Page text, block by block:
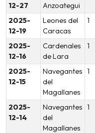
12-27
Anzoategui
2025-
12-19
Leones del
Caracas
1
2025-
12-16
Cardenales
de Lara
1
2025-
12-15
Navegantes
del
Magallanes
1
2025-
12-14
Navegantes
del
Magallanes
1